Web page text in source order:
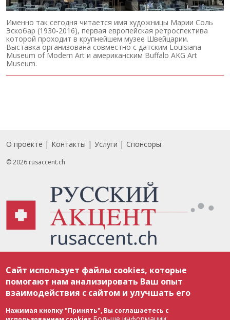
Именно так сегодня читается имя художницы Марии Соль
Эскобар (1930-2016), первая европейская ретроспектива
которой проходит в крупнейшем музее Швейцарии.
Выставка организована совместно с датским Louisiana
Museum of Modern Art и американским Buffalo AKG Art
Museum.
Footer
О проекте Контакты Услуги Спонсоры
© 2026 rusaccent.ch
соответствии с законодательством Швейцарии об авторском праве и
международными соглашениями. Полное или частичное использование
материалов возможно только с разрешения редакции. В случае полного
или частичного воспроизведения материалов сайта rusaccent.ch,
ОБЯЗАТЕЛЬНА АКТИВНАЯ ГИПЕРССЫЛКА на конкретный заимствованный
текст. Фотоизображения, размещенные редакцией rusaccent.ch, являются
ее исключительной собственностью. Полное или частичное
Сайт использует файлы cookies, которые
помогают нам анализировать Ваш опыт
взаимодействия с сайтом и улучшать его
Нажимая кнопку "Принять", Вы соглашаетесь с